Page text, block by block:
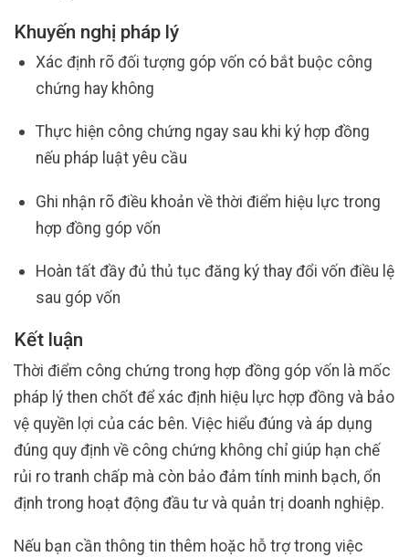
Khuyến nghị pháp lý
Xác định rõ đối tượng góp vốn có bắt buộc công
chứng hay không
Thực hiện công chứng ngay sau khi ký hợp đồng
nếu pháp luật yêu cầu
Ghi nhận rõ điều khoản về thời điểm hiệu lực trong
hợp đồng góp vốn
Hoàn tất đầy đủ thủ tục đăng ký thay đổi vốn điều lệ
sau góp vốn
Kết luận
Thời điểm công chứng trong hợp đồng góp vốn là mốc
pháp lý then chốt để xác định hiệu lực hợp đồng và bảo
vệ quyền lợi của các bên. Việc hiểu đúng và áp dụng
đúng quy định về công chứng không chỉ giúp hạn chế
rủi ro tranh chấp mà còn bảo đảm tính minh bạch, ổn
định trong hoạt động đầu tư và quản trị doanh nghiệp.
Nếu bạn cần thông tin thêm hoặc hỗ trợ trong việc